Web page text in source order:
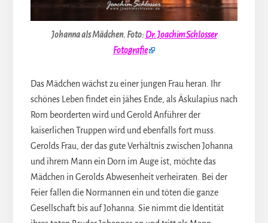
Johanna als Mädchen. Foto:Dr. Joachim Schlosser
Fotografie
Das Mädchen wächst zu einer jungen Frau heran. Ihr
schönes Leben findet ein jähes Ende, als Äskulapius nach
Rom beorderten wird und Gerold Anführer der
kaiserlichen Truppen wird und ebenfalls fort muss.
Gerolds Frau, der das gute Verhältnis zwischen Johanna
und ihrem Mann ein Dorn im Auge ist, möchte das
Mädchen in Gerolds Abwesenheit verheiraten. Bei der
Feier fallen die Normannen ein und töten die ganze
Gesellschaft bis auf Johanna. Sie nimmt die Identität